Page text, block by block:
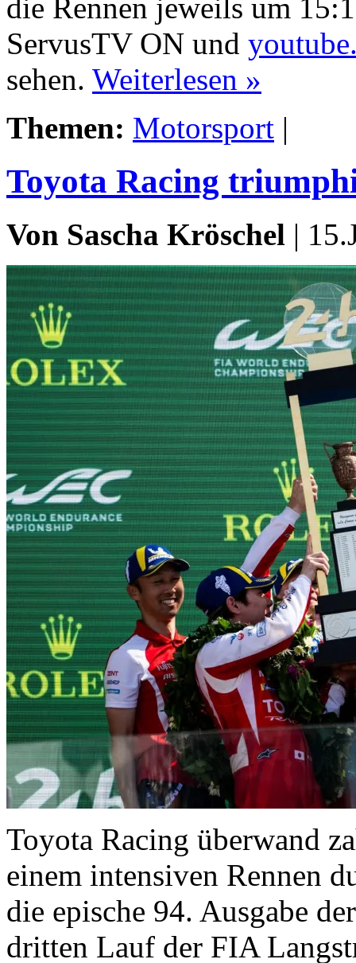
die Rennen jeweils um
ServusTV ON und
sehen. Weiterlesen »
Themen: Motorsport |
Toyota Racing
Von Sascha Kröschel |
Toyota Racing überwand
einem intensiven Rennen
die epische 94. Ausgabe
dritten Lauf der FIA